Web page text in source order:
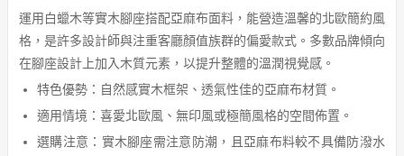
運用白蠟木等實木腳座搭配亞麻布面料，能營造溫馨的北歐簡約風
格，是許多設計師與注重客廳顏值族群的偏愛款式。多數品牌傾向
在腳座設計上加入木質元素，以提升整體的溫潤視覺感。
特色優勢：自然感實木框架、透氣性佳的亞麻布材質。
適用情境：喜愛北歐風、無印風或極簡風格的空間佈置。
選購注意：實木腳座需注意防潮，且亞麻布料較不具備防潑水